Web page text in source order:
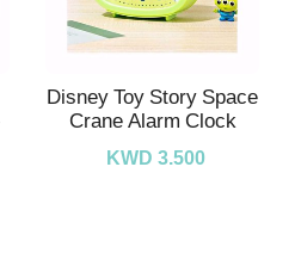
Disney Toy Story Space
Crane Alarm Clock
KWD 3.500